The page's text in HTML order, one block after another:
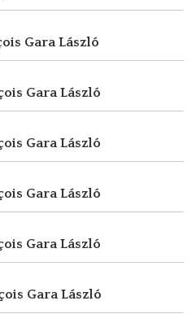
Gara László
Gara László
Gara László
Gara László
Gara László
Gara László